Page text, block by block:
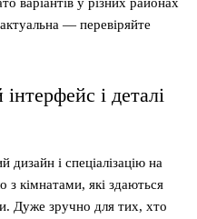
варіантів у різних районах
— перевіряйте
і деталі
і спеціалізацію на
кімнатами, які здаються
Дуже зручно для тих, хто